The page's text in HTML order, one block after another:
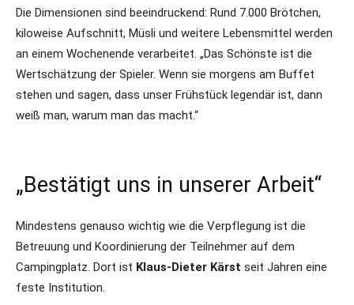
Die Dimensionen sind beeindruckend: Rund 7.000 Brötchen,
kiloweise Aufschnitt, Müsli und weitere Lebensmittel werden
an einem Wochenende verarbeitet. „Das Schönste ist die
Wertschätzung der Spieler. Wenn sie morgens am Buffet
stehen und sagen, dass unser Frühstück legendär ist, dann
weiß man, warum man das macht.“
„Bestätigt uns in unserer Arbeit“
Mindestens genauso wichtig wie die Verpflegung ist die
Betreuung und Koordinierung der Teilnehmer auf dem
Campingplatz. Dort ist Klaus-Dieter Kärst seit Jahren eine
feste Institution.